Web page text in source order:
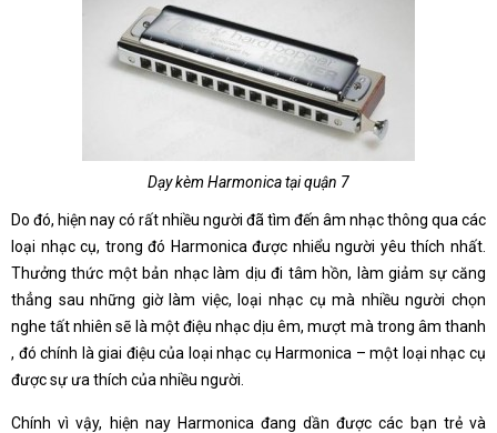
Dạy kèm Harmonica tại quận 7
Do đó, hiện nay có rất nhiều người đã tìm đến âm nhạc thông qua các
loại nhạc cụ, trong đó Harmonica được nhiểu người yêu thích nhất.
Thưởng thức một bản nhạc làm dịu đi tâm hồn, làm giảm sự căng
thẳng sau những giờ làm việc, loại nhạc cụ mà nhiều người chọn
nghe tất nhiên sẽ là một điệu nhạc dịu êm, mượt mà trong âm thanh
, đó chính là giai điệu của loại nhạc cụ Harmonica – một loại nhạc cụ
được sự ưa thích của nhiều người.
Chính vì vậy, hiện nay Harmonica đang dần được các bạn trẻ và